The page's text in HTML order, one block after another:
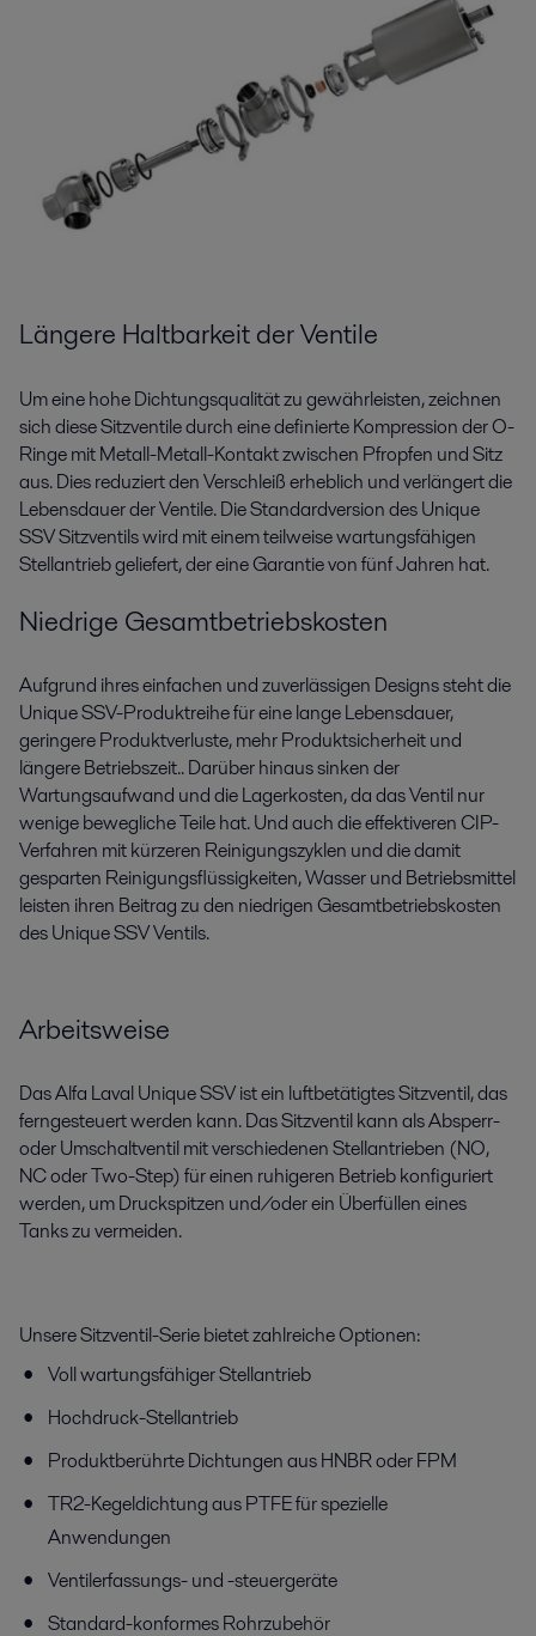
Längere Haltbarkeit der Ventile
Um eine hohe Dichtungsqualität zu gewährleisten, zeichnen
sich diese Sitzventile durch eine definierte Kompression der O-
Ringe mit Metall-Metall-Kontakt zwischen Pfropfen und Sitz
aus. Dies reduziert den Verschleiß erheblich und verlängert die
Lebensdauer der Ventile. Die Standardversion des Unique
SSV Sitzventils wird mit einem teilweise wartungsfähigen
Stellantrieb geliefert, der eine Garantie von fünf Jahren hat.
Niedrige Gesamtbetriebskosten
Aufgrund ihres einfachen und zuverlässigen Designs steht die
Unique SSV-Produktreihe für eine lange Lebensdauer,
geringere Produktverluste, mehr Produktsicherheit und
längere Betriebszeit..Darüber hinaus sinken der
Wartungsaufwand und die Lagerkosten, da das Ventil nur
wenigebewegliche Teile hat.Und auch die effektiveren CIP-
Verfahren mit kürzeren Reinigungszyklen und die damit
gesparten Reinigungsflüssigkeiten, Wasser und Betriebsmittel
leisten ihren Beitrag zu den niedrigen Gesamtbetriebskosten
des UniqueSSVVentils.
Arbeitsweise
Das Alfa Laval Unique SSV ist ein luftbetätigtes Sitzventil, das
ferngesteuert werden kann. Das Sitzventil kann als Absperr-
oder Umschaltventil mit verschiedenen Stellantrieben (NO,
NC oder Two-Step) für einen ruhigeren Betrieb konfiguriert
werden, um Druckspitzen und/oder ein Überfüllen eines
Tanks zu vermeiden.
Unsere Sitzventil-Serie bietet zahlreiche Optionen:
Voll wartungsfähiger Stellantrieb
Hochdruck-Stellantrieb
Produktberührte Dichtungen aus HNBR oder FPM
TR2-Kegeldichtung aus PTFE für spezielle
Anwendungen
Ventilerfassungs- und -steuergeräte
Standard-konformes Rohrzubehör